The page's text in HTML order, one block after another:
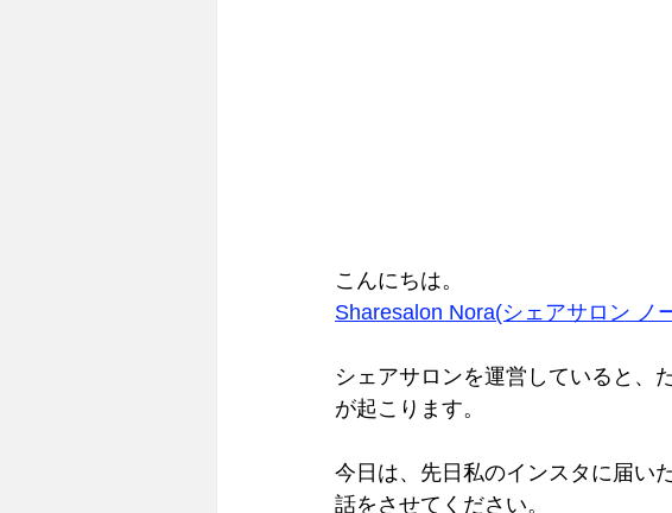
こんにちは。
Sharesalon Nora(シェアサロン ノ
シェアサロンを運営していると
が起こります。
今日は、先日私のインスタに届い
話をさせてください。